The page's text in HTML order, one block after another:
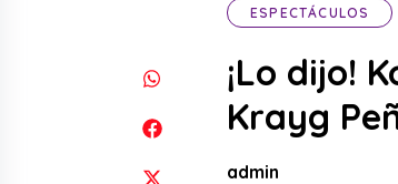
ESPECTÁCULOS
¡Lo dijo!
Krayg
admin